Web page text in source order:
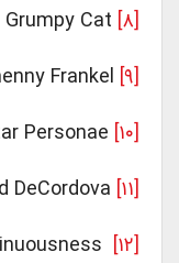
Grumpy Cat
Bethenny Frankel
Star Personae
Richard DeCordova
Coherent Continuousness